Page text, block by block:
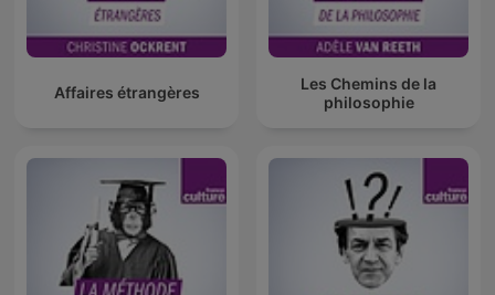
Affaires étrangères
Les Chemins de la
philosophie